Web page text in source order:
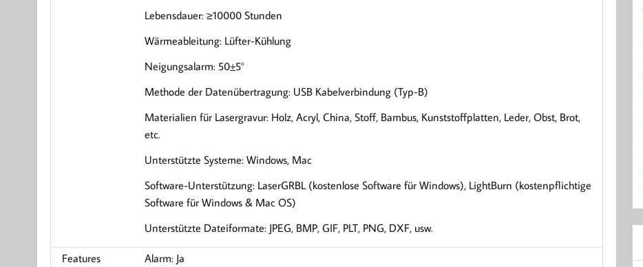
Lebensdauer: ≥10000 Stunden
Wärmeableitung: Lüfter-Kühlung
Neigungsalarm: 50±5°
Methode der Datenübertragung: USB Kabelverbindung (Typ-B)
Materialien für Lasergravur: Holz, Acryl, China, Stoff, Bambus, Kunststoffplatten, Leder, Obst, Brot,
etc.
Unterstützte Systeme: Windows, Mac
Software-Unterstützung: LaserGRBL (kostenlose Software für Windows), LightBurn (kostenpflichtige
Software für Windows & Mac OS)
Unterstützte Dateiformate: JPEG, BMP, GIF, PLT, PNG, DXF, usw.
Features
Alarm: Ja